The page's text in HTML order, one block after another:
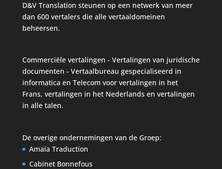
D&V Translation steunen op een netwerk van meer
dan 600 vertalers die alle vertaaldomeinen
beheersen.
Commerciële vertalingen - Vertalingen van juridische
documenten - Vertaalbureau gespecialiseerd in
informatica en Telecom voor vertalingen in het
Frans, vertalingen in het Nederlands en vertalingen
in alle talen.
De overige ondernemingen van de Groep:
Amaïa Traduction
Cabinet Bonnefous